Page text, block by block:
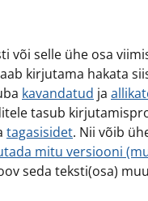
või selle ühe osa
kirjutama hakata
kavandatud ja
tasub
tagasisidet. Nii võib
mitu versiooni
seda teksti(osa)